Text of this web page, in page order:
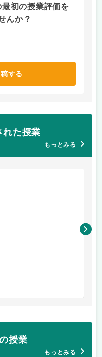
初の授業評価を
んか？
する
れた授業
もっとみる
寺
授業
もっとみる